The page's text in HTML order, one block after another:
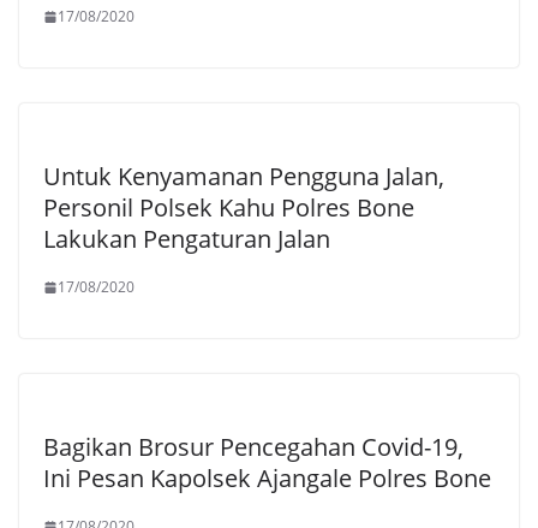
17/08/2020
Untuk Kenyamanan Pengguna Jalan,
Personil Polsek Kahu Polres Bone
Lakukan Pengaturan Jalan
17/08/2020
Bagikan Brosur Pencegahan Covid-19,
Ini Pesan Kapolsek Ajangale Polres Bone